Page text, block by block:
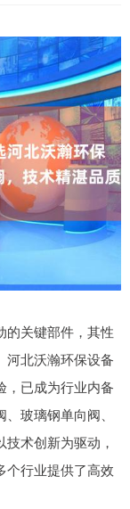
的关键部件，其性
河北沃瀚环保设备
，已成为行业内备
玻璃钢单向阀、
术创新为驱动，
个行业提供了高效